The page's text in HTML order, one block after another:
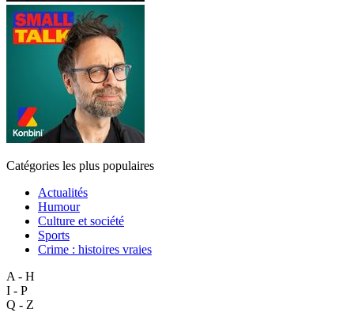
Catégories les plus populaires
Actualités
Humour
Culture et société
Sports
Crime : histoires vraies
A - H
I - P
Q - Z